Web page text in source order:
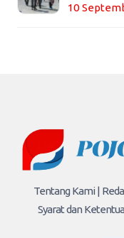
10
Tentang Kami |
Syarat dan